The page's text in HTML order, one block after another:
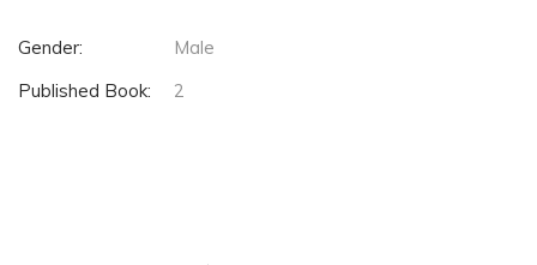
Gender:
Male
Published Book:
2